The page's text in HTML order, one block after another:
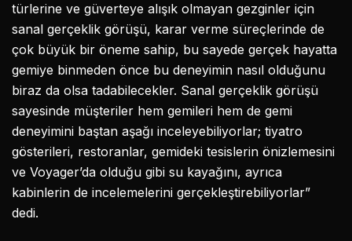
türlerine ve güverteye alışık olmayan gezginler için
sanal gerçeklik görüşü, karar verme süreçlerinde de
çok büyük bir öneme sahip, bu sayede gerçek hayatta
gemiye binmeden önce bu deneyimin nasıl olduğunu
biraz da olsa tadabilecekler. Sanal gerçeklik görüşü
sayesinde müşteriler hem gemileri hem de gemi
deneyimini baştan aşağı inceleyebiliyorlar; tiyatro
gösterileri, restoranlar, gemideki tesislerin önizlemesini
ve Voyager’da olduğu gibi su kayağını, ayrıca
kabinlerin de incelemelerini gerçekleştirebiliyorlar”
dedi.